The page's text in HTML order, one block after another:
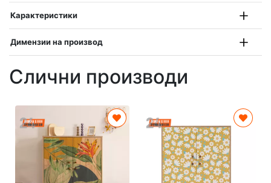
Карактеристики
Димензии на производ
Слични производи